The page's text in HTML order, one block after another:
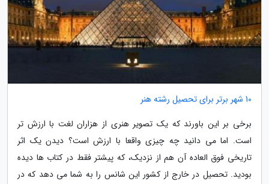
10 شهر برتر برای تحصیل رشته هنر
برخی بر این باورند که یک تصویر هنری از هزاران لغت با ارزش تر
است. اما می دانید چه چیزی واقعا با ارزش است؟ دیدن یک اثر
تاریخی فوق العاده آن هم از نزدیک، که پیشتر فقط در کتاب ها دیده
بودید. تحصیل در خارج از کشور این شانس را به شما می دهد که در